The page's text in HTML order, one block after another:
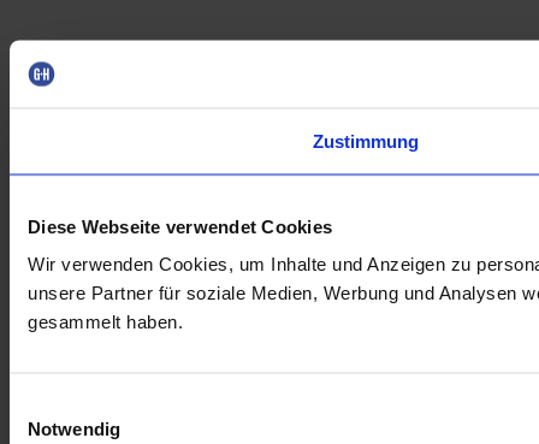
Zustimmung
Diese Webseite verwendet Cookies
Wir verwenden Cookies, um Inhalte und Anzeigen zu
unsere Partner für soziale Medien, Werbung und Analysen
gesammelt haben.
Notwendig